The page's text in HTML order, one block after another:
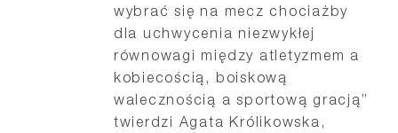
wybrać się na mecz chociażby
dla uchwycenia niezwykłej
równowagi między atletyzmem a
kobiecością, boiskową
walecznością a sportową gracją”
twierdzi Agata Królikowska,